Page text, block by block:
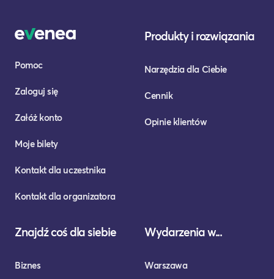
Pomoc
Zaloguj się
Załóż konto
Moje bilety
Kontakt dla uczestnika
Kontakt dla organizatora
Produkty i rozwiązania
Narzędzia dla Ciebie
Cennik
Opinie klientów
Znajdź coś dla siebie
Biznes
Wydarzenia w...
Warszawa